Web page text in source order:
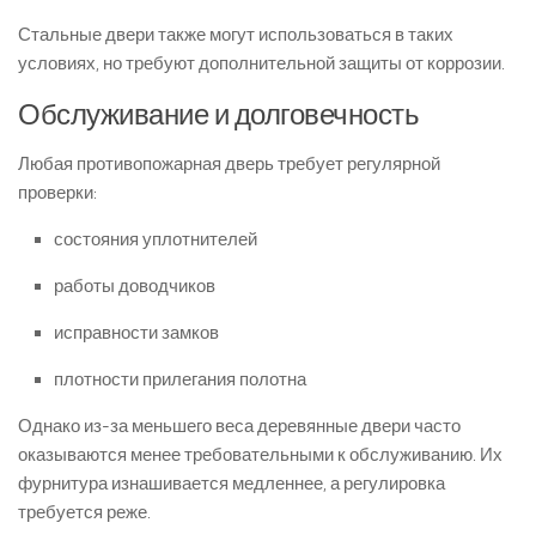
Стальные двери также могут использоваться в таких
условиях, но требуют дополнительной защиты от коррозии.
Обслуживание и долговечность
Любая противопожарная дверь требует регулярной
проверки:
состояния уплотнителей
работы доводчиков
исправности замков
плотности прилегания полотна
Однако из-за меньшего веса деревянные двери часто
оказываются менее требовательными к обслуживанию. Их
фурнитура изнашивается медленнее, а регулировка
требуется реже.